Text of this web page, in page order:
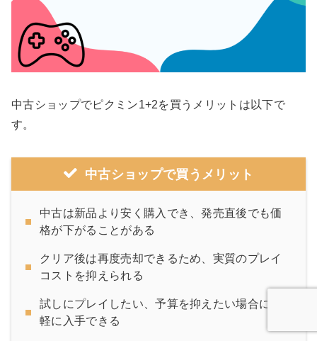
中古ショップでピクミン1+2を買うメリットは以下で
す。
中古ショップで買うメリット
中古は新品より安く購入でき、発売直後でも価
格が下がることがある
クリア後は再度売却できるため、実質のプレイ
コストを抑えられる
試しにプレイしたい、予算を抑えたい場合に手
軽に入手できる